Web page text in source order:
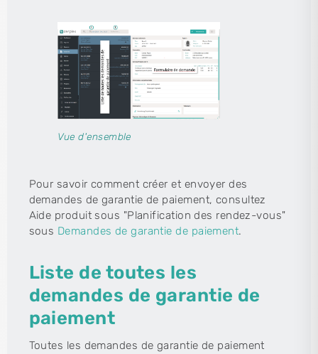
Vue d'ensemble
Pour savoir comment créer et envoyer des
demandes de garantie de paiement, consultez
Aide produit sous "Planification des rendez-vous"
sous Demandes de garantie de paiement.
Liste de toutes les
demandes de garantie de
paiement
Toutes les demandes de garantie de paiement